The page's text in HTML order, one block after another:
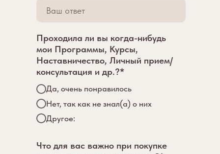
Проходила ли вы когда-нибудь
мои Программы, Курсы,
Наставничество, Личный прием/
консультация и др.?*
Да, очень понравилось
Нет, так как не знал(а) о них
Другое:
Что для вас важно при покупке